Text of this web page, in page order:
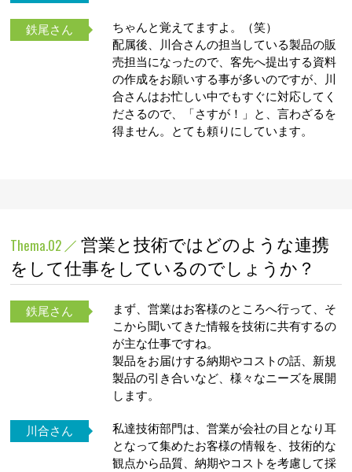
鉄尾さん
ちゃんと覚えてますよ。（笑）
配属後、川合さんの担当している製品の販
売担当になったので、客先へ提出する資料
の作成をお願いする事が多いのですが、川
合さんはお忙しい中でもすぐに対応してく
ださるので、「さすが！」と、言わざるを
得ません。とても頼りにしています。
Thema.02
営業と技術ではどのような連携
をして仕事をしているのでしょうか？
鉄尾さん
まず、営業はお客様のところへ行って、そ
こから聞いてきた情報を技術に共有するの
が主な仕事ですね。
製品をお届けする納期やコストの話、新規
製品の引き合いなど、様々なニーズを展開
します。
川合さん
私達技術部門は、営業が会社の目となり耳
となって集めたお客様の情報を、技術的な
観点から品質、納期やコストを考慮して採